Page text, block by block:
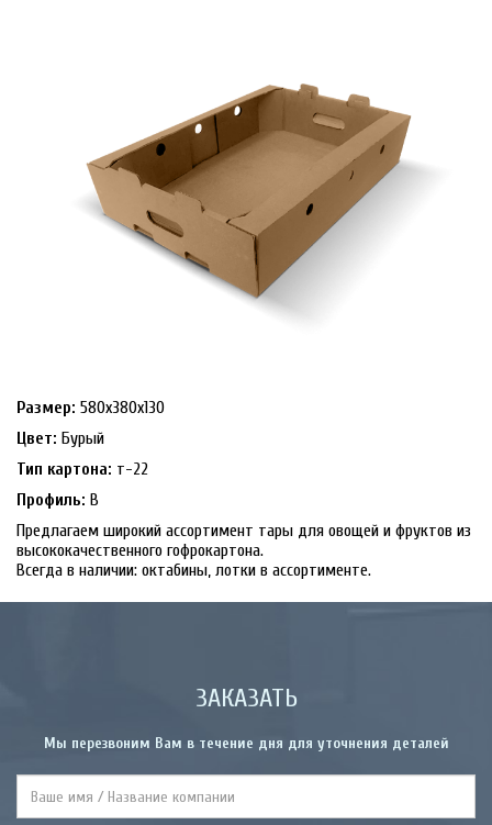
Размер: 580х380х130
Цвет: Бурый
Тип картона: т-22
Профиль: В
Предлагаем широкий ассортимент тары для овощей и фруктов из
высококачественного гофрокартона.
Всегда в наличии: октабины, лотки в ассортименте.
ЗАКАЗАТЬ
Мы перезвоним Вам в течение дня для уточнения деталей